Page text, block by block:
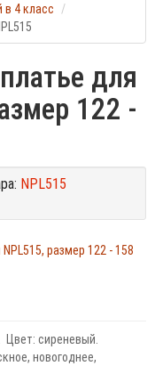
в 4 класс
для
122 -
NPL515
Цвет: сиреневый.
новогоднее,